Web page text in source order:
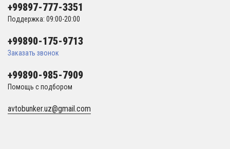
+99897-777-3351
Поддержка: 09:00-20:00
+99890-175-9713
Заказать звонок
+99890-985-7909
Помощь с подбором
avtobunker.uz@gmail.com